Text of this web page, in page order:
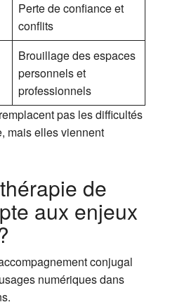
Perte de confiance et
conflits
Brouillage des espaces
personnels et
professionnels
pas les difficultés
mais elles viennent
de
aux enjeux
conjugal
numériques dans